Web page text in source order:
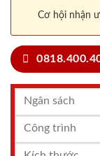
Cơ hội nhận